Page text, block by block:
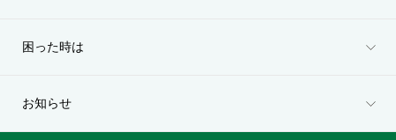
困った時は
お知らせ